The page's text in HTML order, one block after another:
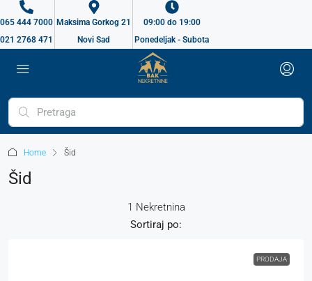
065 444 7000
021 2768 471
Maksima Gorkog 21
Novi Sad
09:00 do 19:00
Ponedeljak - Subota
Home Šid
Šid
1 Nekretnina
Sortiraj po:
PRODAJA